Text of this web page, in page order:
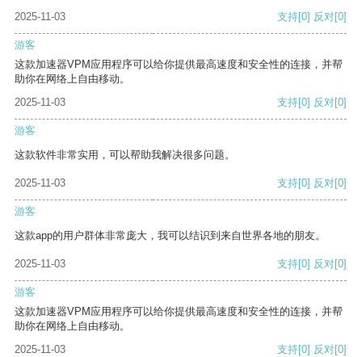
2025-11-03 支持[0] 反对[0]
游客
这款加速器VPM应用程序可以给你提供最高速度和安全性的连接，并帮
助你在网络上自由移动。
2025-11-03
支持[0] 反对[0]
游客
这款软件非常实用，可以帮助我解决很多问题。
2025-11-03 支持[0] 反对[0]
游客
这款app的用户群体非常庞大，我可以结识到来自世界各地的朋友。
2025-11-03 支持[0] 反对[0]
游客
这款加速器VPM应用程序可以给你提供最高速度和安全性的连接，并帮
助你在网络上自由移动。
2025-11-03
支持[0] 反对[0]